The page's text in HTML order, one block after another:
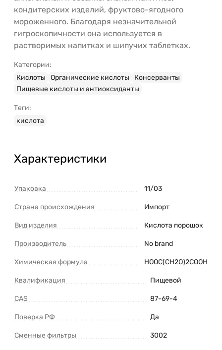
кондитерских изделий, фруктово-ягодного
мороженного. Благодаря незначительной
гигроскопичности она используется в
растворимых напитках и шипучих таблетках.
Категории:
Кислоты
Органические кислоты
Консерванты
Пищевые кислоты и антиоксиданты
Теги:
кислота
Характеристики
Упаковка 11/03
Страна происхождения Импорт
Вид изделия Кислота порошок
Производитель No brand
Химическая формула HOOC(CH2O)2COOH
Квалификация Пищевой
CAS 87-69-4
Поверка РФ Да
Сменные фильтры 3002